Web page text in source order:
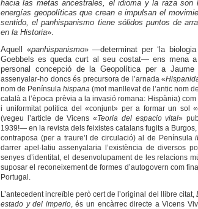
hacia las metas ancestrales, el idioma y la raza son
energías geopolíticas que crean e impulsan el
sentido, el panhispanismo tiene sólidos puntos de
en la Historia».
Aquell «panhispanismo»—determinat per ‘la
Goebbels es queda curt al seu costat—ens mena a
personal concepció de la Geopolítica per a Jaume
assenyalar-ho doncs és precursora de l’arnada «
nom de Península hispana (mot manllevat de l’antic nom
català a l’època prèvia a la invasió romana: Hispània)
i uniformitat política del «conjunt» per a formar un sol
(vegeu l’article de Vicens «Teoria del espacio vital»
1939!— en la revista dels feixistes catalans fugits a Burgos,
contraposa (per a traure’l de circulació) al de Península
darrer apel·latiu assenyalaria l’existència de diversos
senyes d’identitat, el desenvolupament de les relacions
suposar el reconeixement de formes d’autogovern com
Portugal.
L’antecedent increïble però cert de l’original del llibre citat,
estado y del imperio, és un encàrrec directe a Vicens